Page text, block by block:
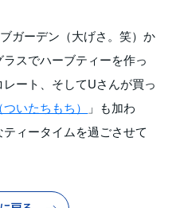
ガーデン（大げさ。笑）か
スでハーブティーを作っ
ート、そしてUさんが買っ
いたちもち）
」も加わ
ィータイムを過ごさせて